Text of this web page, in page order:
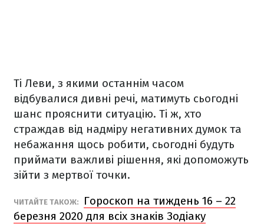
Ті Леви, з якими останнім часом
відбувалися дивні речі, матимуть сьогодні
шанс прояснити ситуацію. Ті ж, хто
страждав від надміру негативних думок та
небажання щось робити, сьогодні будуть
приймати важливі рішення, які допоможуть
зійти з мертвої точки.
ЧИТАЙТЕ ТАКОЖ:
Гороскоп на тиждень 16 – 22
березня 2020 для всіх знаків Зодіаку